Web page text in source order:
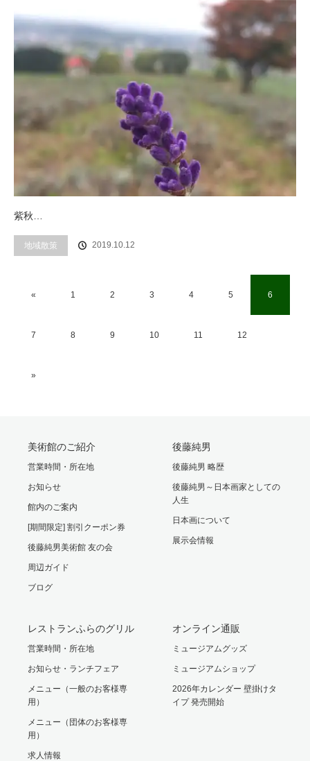
紫秋…
地域散策 2019.10.12
« 1 2 3 4 5 6
7 8 9 10 11 12
»
美術館のご紹介
営業時間・所在地
お知らせ
館内のご案内
[期間限定] 割引クーポン券
後藤純男美術館 友の会
周辺ガイド
ブログ
後藤純男
後藤純男 略歴
後藤純男～日本画家としての
人生
日本画について
展示会情報
レストランふらのグリル
営業時間・所在地
お知らせ・ランチフェア
メニュー（一般のお客様専
用）
メニュー（団体のお客様専
用）
求人情報
オンライン通販
ミュージアムグッズ
ミュージアムショップ
2026年カレンダー 壁掛けタ
イプ 発売開始